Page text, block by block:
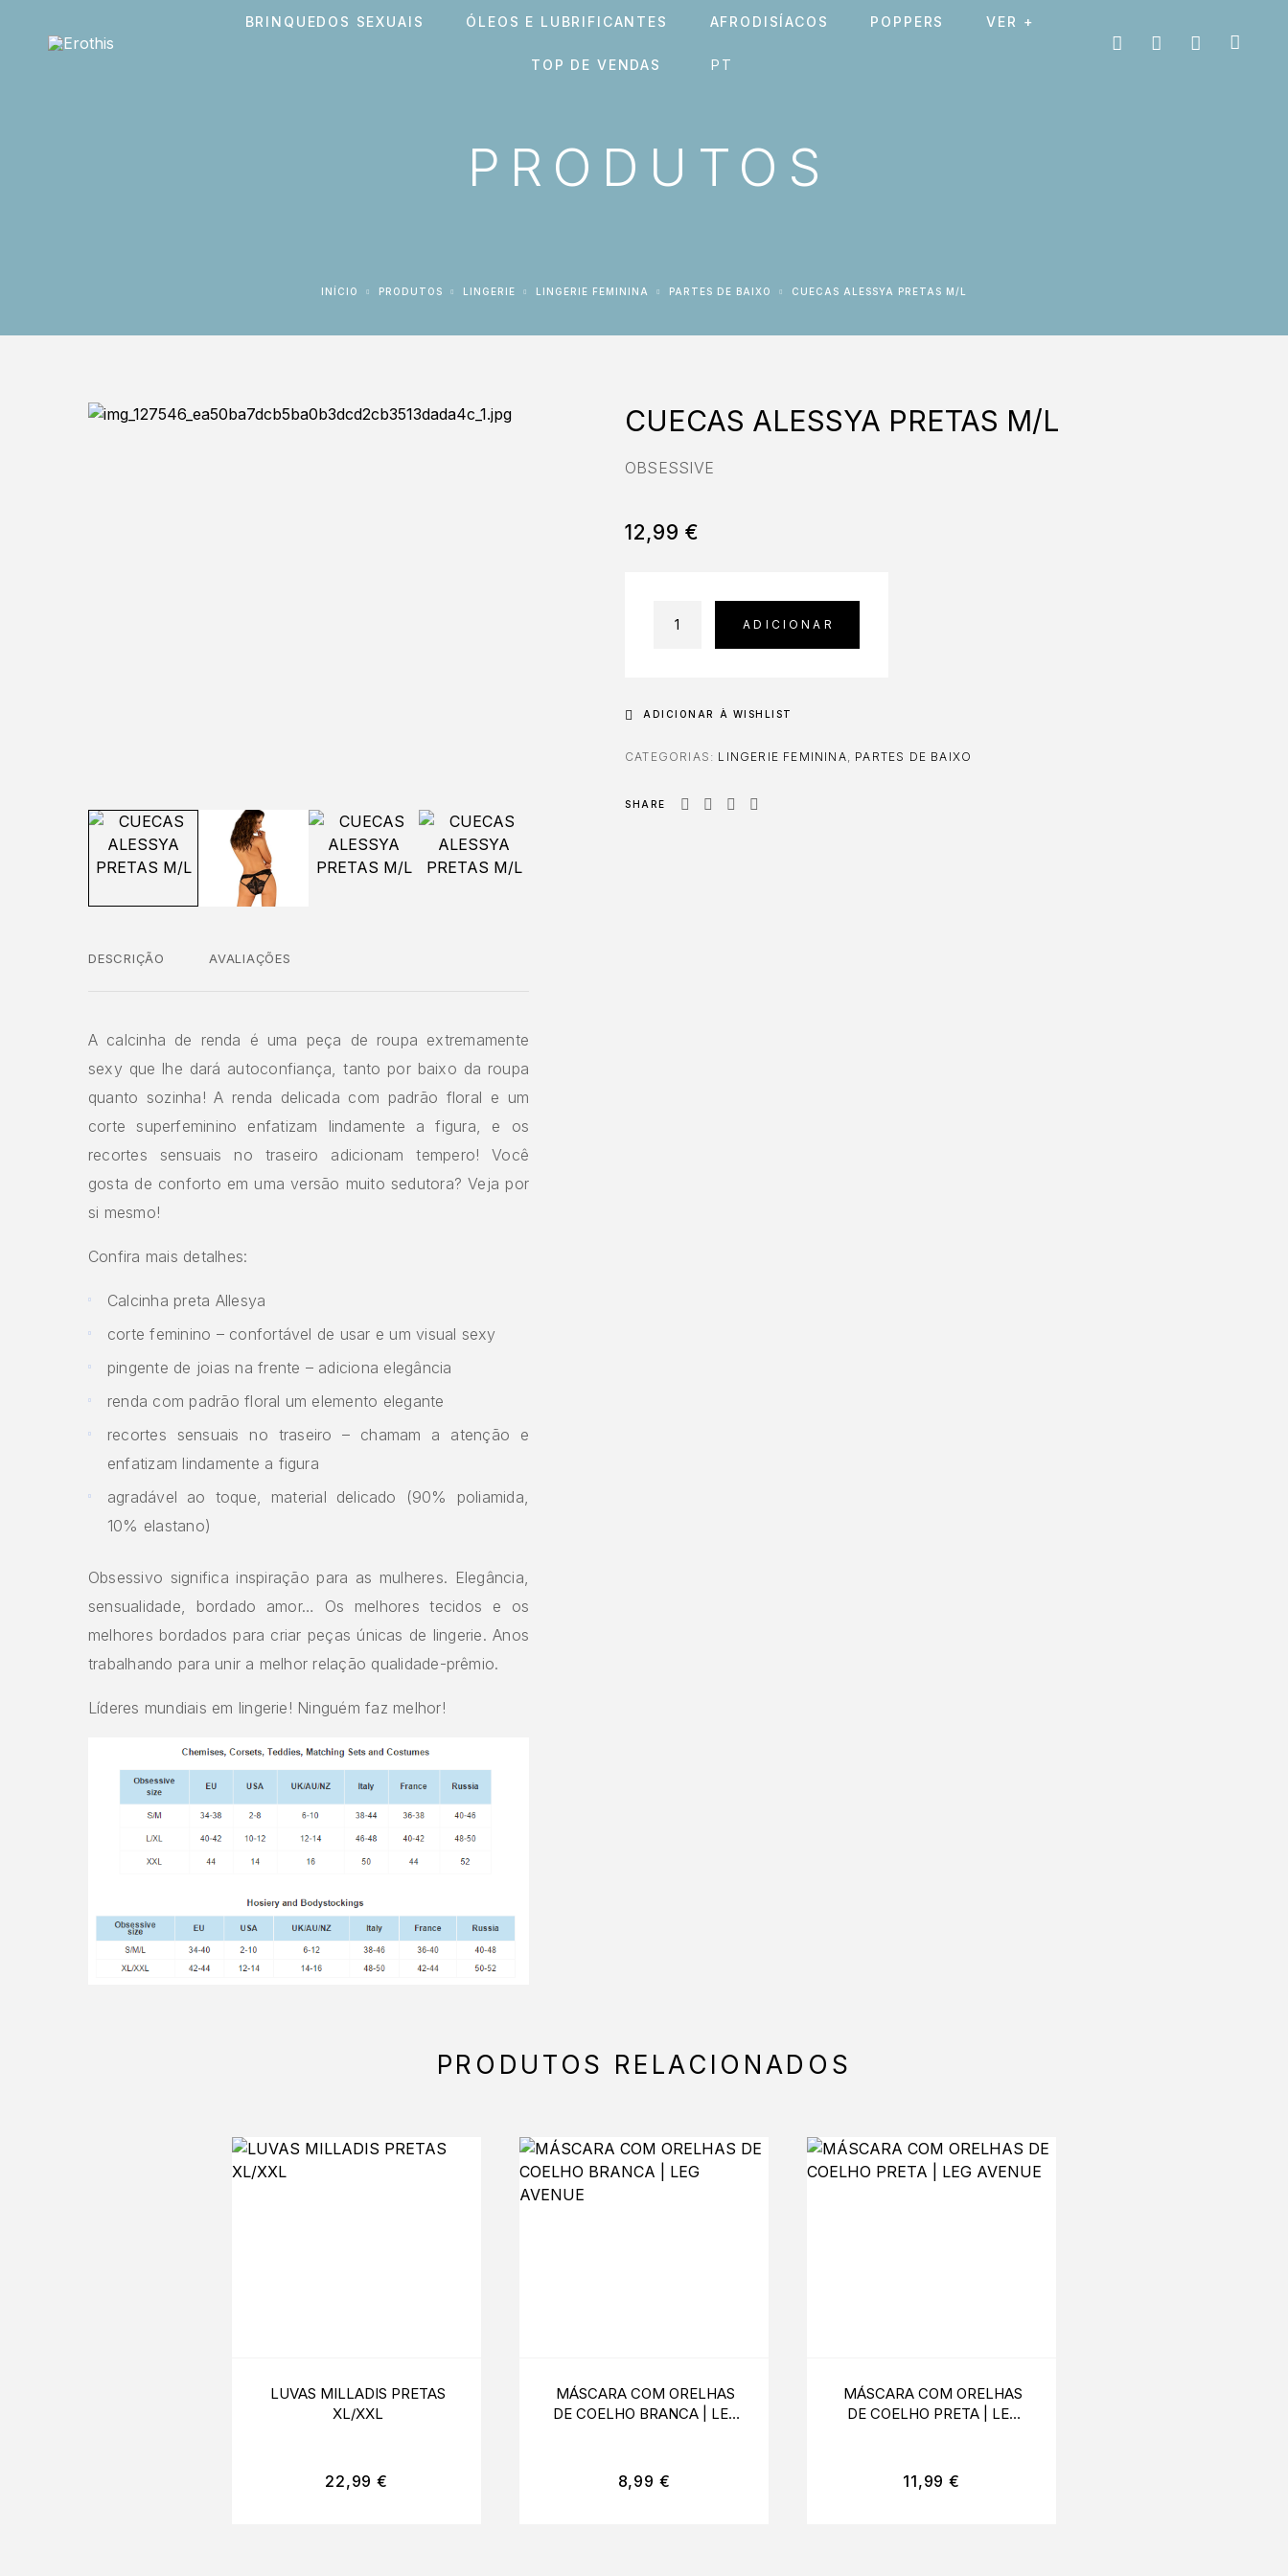
BRINQUEDOS SEXUAIS ÓLEOS E LUBRIFICANTES AFRODISÍACOS POPPERS VER +
TOP DE VENDAS
PRODUTOS
INÍCIO PRODUTOS LINGERIE LINGERIE FEMININA PARTES DE BAIXO CUECAS ALESSYA PRETAS M/L
DESCRIÇÃO AVALIAÇÕES
A calcinha de renda é uma peça de roupa extremamente
sexy que lhe dará autoconfiança, tanto por baixo da roupa
quanto sozinha! A renda delicada com padrão floral e um
corte superfeminino enfatizam lindamente a figura, e os
recortes sensuais no traseiro adicionam tempero! Você
gosta de conforto em uma versão muito sedutora? Veja por
si mesmo!
Confira mais detalhes:
Calcinha preta Allesya
corte feminino – confortável de usar e um visual sexy
pingente de joias na frente – adiciona elegância
renda com padrão floral um elemento elegante
recortes sensuais no traseiro – chamam a atenção e
enfatizam lindamente a figura
agradável ao toque, material delicado (90% poliamida,
10% elastano)
Obsessivo significa inspiração para as mulheres. Elegância,
sensualidade, bordado amor… Os melhores tecidos e os
melhores bordados para criar peças únicas de lingerie. Anos
trabalhando para unir a melhor relação qualidade-prêmio.
Líderes mundiais em lingerie! Ninguém faz melhor!
CUECAS ALESSYA PRETAS M/L
OBSESSIVE
12,99 €
ADICIONAR
ADICIONAR À WISHLIST
CATEGORIAS: LINGERIE FEMININA, PARTES DE BAIXO
SHARE
PRODUTOS RELACIONADOS
LUVAS MILLADIS PRETAS
XL/XXL
22,99 €
MÁSCARA COM ORELHAS
DE COELHO BRANCA | LEG
8,99 €
MÁSCARA COM ORELHAS
DE COELHO PRETA | LEG
11,99 €